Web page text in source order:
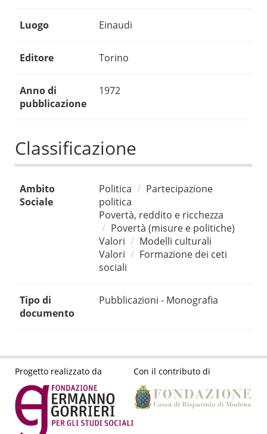
Luogo Einaudi
Editore Torino
Anno di
pubblicazione
1972
Classificazione
Ambito
Sociale
Politica
Partecipazione
politica
Povertà, reddito e ricchezza
Povertà (misure e politiche)
Valori
Modelli culturali
Valori
Formazione dei ceti
sociali
Tipo di
documento
Pubblicazioni - Monografia
Progetto realizzato da Con il contributo di